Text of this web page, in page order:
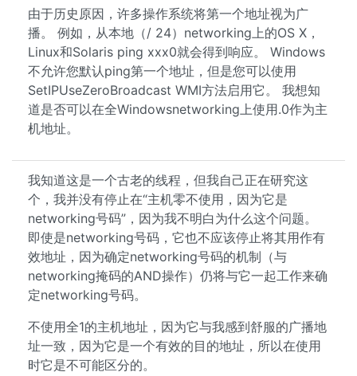
由于历史原因，许多操作系统将第一个地址视为广
播。 例如，从本地（/ 24）networking上的OS X，
Linux和Solaris ping xxx0就会得到响应。 Windows
不允许您默认ping第一个地址，但是您可以使用
SetIPUseZeroBroadcast WMI方法启用它。 我想知
道是否可以在全Windowsnetworking上使用.0作为主
机地址。
我知道这是一个古老的线程，但我自己正在研究这
个，我并没有停止在“主机零不使用，因为它是
networking号码”，因为我不明白为什么这个问题。
即使是networking号码，它也不应该停止将其用作有
效地址，因为确定networking号码的机制（与
networking掩码的AND操作）仍将与它一起工作来确
定networking号码。
不使用全1的主机地址，因为它与我感到舒服的广播地
址一致，因为它是一个有效的目的地址，所以在使用
时它是不可能区分的。